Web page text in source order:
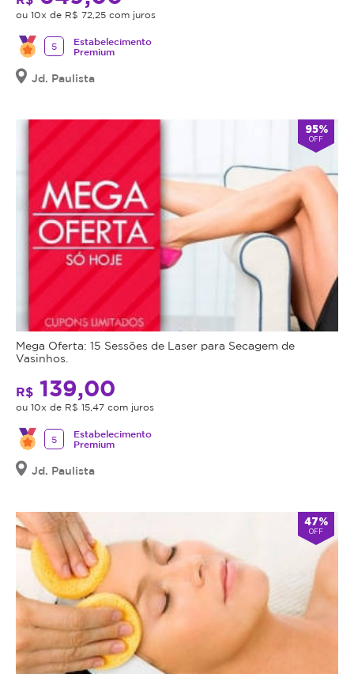
ou 10x de R$ 72,25 com juros
5
Estabelecimento
Premium
Jd. Paulista
95%
OFF
Mega Oferta: 15 Sessões de Laser para Secagem de
Vasinhos.
R$ 139,00
ou 10x de R$ 15,47 com juros
5
Estabelecimento
Premium
Jd. Paulista
47%
OFF